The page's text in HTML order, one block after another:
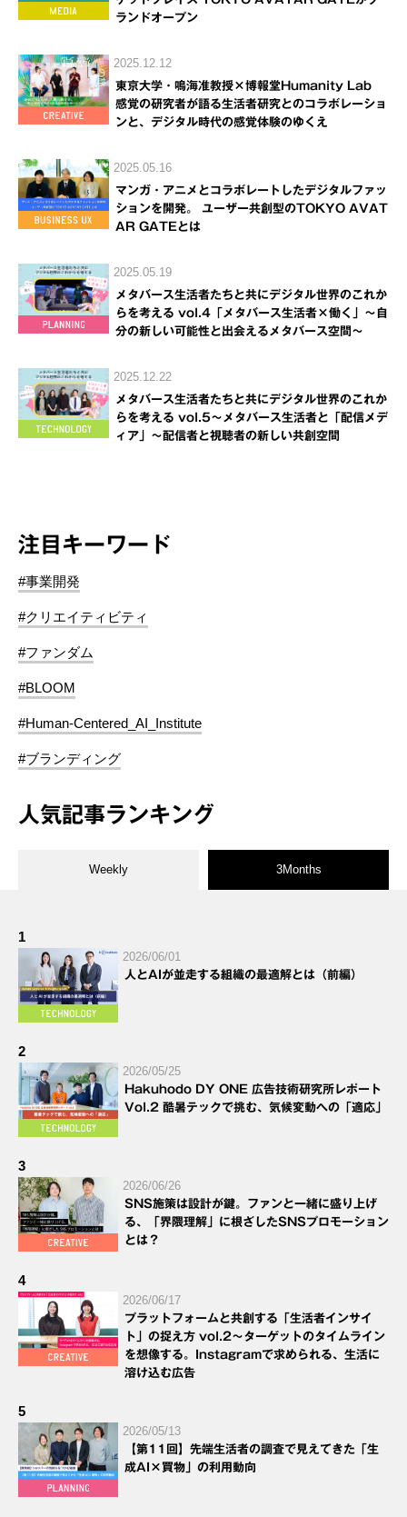
ランドオープン
2025.12.12
東京大学・鳴海准教授×博報堂Humanity Lab
感覚の研究者が語る生活者研究とのコラボレーショ
ンと、デジタル時代の感覚体験のゆくえ
2025.05.16
マンガ・アニメとコラボレートしたデジタルファッ
ションを開発。 ユーザー共創型のTOKYO AVAT
AR GATEとは
2025.05.19
メタバース生活者たちと共にデジタル世界のこれか
らを考える vol.4「メタバース生活者×働く」～自
分の新しい可能性と出会えるメタバース空間～
2025.12.22
メタバース生活者たちと共にデジタル世界のこれか
らを考える vol.5～メタバース生活者と「配信メデ
ィア」～配信者と視聴者の新しい共創空間
注目キーワード
#事業開発
#クリエイティビティ
#ファンダム
#BLOOM
#Human-Centered_AI_Institute
#ブランディング
人気記事ランキング
Weekly 3Months
1
2026/06/01
人とAIが並走する組織の最適解とは（前編）
2
2026/05/25
Hakuhodo DY ONE 広告技術研究所レポート
Vol.2 酷暑テックで挑む、気候変動への「適応」
3
2026/06/26
SNS施策は設計が鍵。ファンと一緒に盛り上げ
る、「界隈理解」に根ざしたSNSプロモーション
とは？
4
2026/06/17
プラットフォームと共創する「生活者インサイ
ト」の捉え方 vol.2～ターゲットのタイムライン
を想像する。Instagramで求められる、生活に
溶け込む広告
5
2026/05/13
【第11回】先端生活者の調査で見えてきた「生
成AI×買物」の利用動向